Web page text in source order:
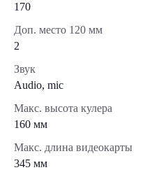
170
Доп. место 120 мм
2
Звук
Audio, mic
Макс. высота кулера
160 мм
Макс. длина видеокарты
345 мм